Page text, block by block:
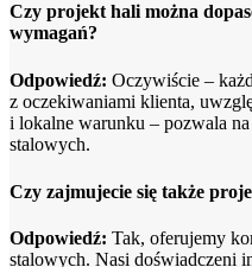
Czy projekt hali można
wymagań?
Odpowiedź: Oczywiście –
z oczekiwaniami klienta,
i lokalne warunku – pozwala
stalowych.
Czy zajmujecie się także
Odpowiedź: Tak, oferujemy
stalowych. Nasi doświadczeni